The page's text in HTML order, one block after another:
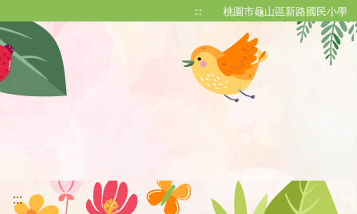
::: 桃園市龜山區新路國民小學
:::